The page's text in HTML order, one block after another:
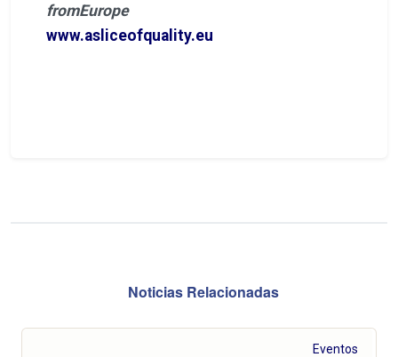
fromEurope
www.asliceofquality.eu
Noticias Relacionadas
Eventos